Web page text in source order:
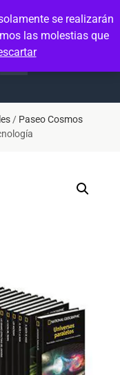
se realizarán
las molestias que
/ Paseo Cosmos